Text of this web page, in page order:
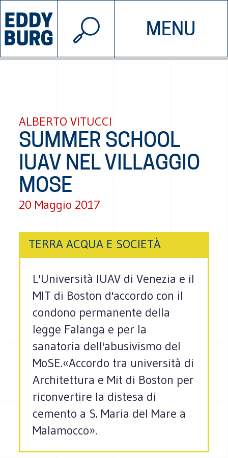
MENU
INIZIATIVE CHI SIAMO
© 2026 EDDYBURG
ALBERTO VITUCCI
SUMMER SCHOOL
IUAV NEL VILLAGGIO
MOSE
20 Maggio 2017
TERRA ACQUA E SOCIETÀ
L'Università IUAV di Venezia e il
MIT di Boston d'accordo con il
condono permanente della
legge Falanga e per la
sanatoria dell'abusivismo del
MoSE.«Accordo tra università di
Architettura e Mit di Boston per
riconvertire la distesa di
cemento a S. Maria del Mare a
Malamocco».